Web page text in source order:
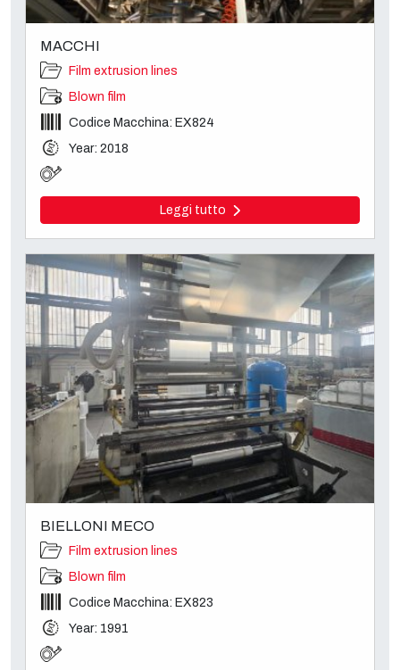
MACCHI
Film extrusion lines
Blown film
Codice Macchina: EX824
Year: 2018
Leggi tutto
BIELLONI MECO
Film extrusion lines
Blown film
Codice Macchina: EX823
Year: 1991